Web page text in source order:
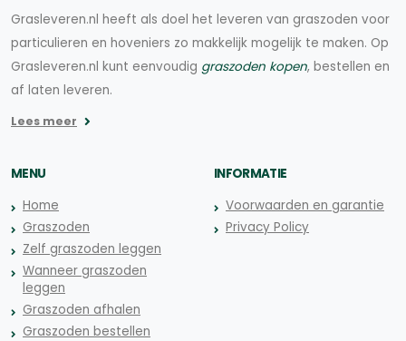
Grasleveren.nl heeft als doel het leveren van graszoden voor
particulieren en hoveniers zo makkelijk mogelijk te maken. Op
Grasleveren.nl kunt eenvoudig graszoden kopen, bestellen en
af laten leveren.
Lees meer
MENU
Home
Graszoden
Zelf graszoden leggen
Wanneer graszoden
leggen
Graszoden afhalen
Graszoden bestellen
INFORMATIE
Voorwaarden en garantie
Privacy Policy